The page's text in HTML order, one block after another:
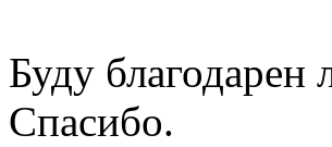
Буду
Спасибо.